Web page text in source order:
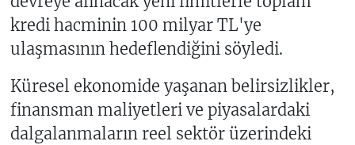
kredi hacminin 100 milyar TL'ye
ulaşmasının hedeflendiğini söyledi.
Küresel ekonomide yaşanan belirsizlikler,
finansman maliyetleri ve piyasalardaki
dalgalanmaların reel sektör üzerindeki